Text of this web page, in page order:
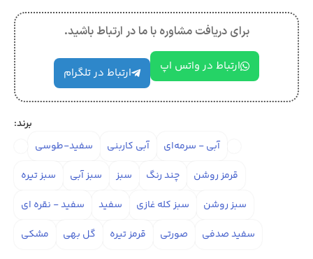
برای دریافت مشاوره با ما در ارتباط باشید.
ارتباط در واتس اپ ارتباط در تلگرام
برند:
آبی - سرمه‌ای
آبی کاربنی
سفید-طوسی
قرمز روشن
چند رنگ سبز سبز آبی
سبز تیره
سبز روشن
سبز کله غازی سفید
سفید - نقره ای
سفید صدفی
صورتی قرمز تیره گل بهی مشکی